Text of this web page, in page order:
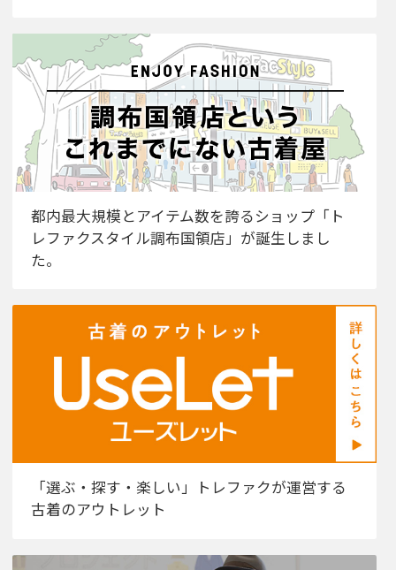
都内最大規模とアイテム数を誇るショップ「ト
レファクスタイル調布国領店」が誕生しまし
た。
「選ぶ・探す・楽しい」トレファクが運営する
古着のアウトレット